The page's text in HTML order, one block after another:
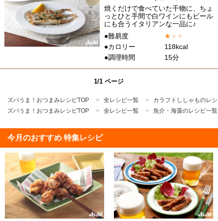
焼くだけで食べていた干物に、ちょ
っとひと手間で白ワインにもビール
にも合うイタリアンな一品に♪
●難易度
★★ ★
●カロリー
118kcal
●調理時間
15分
1/1 ページ
ズバうま！おつまみレシピTOP 全レシピ一覧
カラフトししゃものレ
ズバうま！おつまみレシピTOP
全レシピ一覧 魚介・海藻のレシピ一覧
今月のおすすめ 特集レシピ